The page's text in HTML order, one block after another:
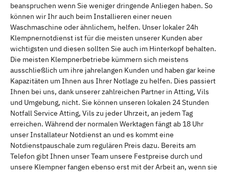
beanspruchen wenn Sie weniger dringende Anliegen haben. So
können wir Ihr auch beim Installieren einer neuen
Waschmaschine oder ähnlichem, helfen. Unser lokaler 24h
Klempnernotdienst ist für die meisten unserer Kunden aber
wichtigsten und diesen sollten Sie auch im Hinterkopf behalten.
Die meisten Klempnerbetriebe kümmern sich meistens
ausschließlich um ihre jahrelangen Kunden und haben gar keine
Kapazitäten um Ihnen aus Ihrer Notlage zu helfen. Dies passiert
Ihnen bei uns, dank unserer zahlreichen Partner in Atting, Vils
und Umgebung, nicht. Sie können unseren lokalen 24 Stunden
Notfall Service Atting, Vils zu jeder Uhrzeit, an jedem Tag
erreichen. Während der normalen Werktagen fängt ab 18 Uhr
unser Installateur Notdienst an und es kommt eine
Notdienstpauschale zum regulären Preis dazu. Bereits am
Telefon gibt Ihnen unser Team unsere Festpreise durch und
unsere Klempner fangen ebenso erst mit der Arbeit an, wenn sie